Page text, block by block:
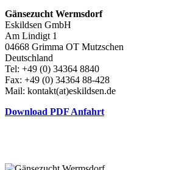
Gänsezucht Wermsdorf
Eskildsen GmbH
Am Lindigt 1
04668 Grimma OT Mutzschen
Deutschland
Tel: +49 (0) 34364 8840
Fax: +49 (0) 34364 88-428
Mail: kontakt(at)eskildsen.de
Download PDF Anfahrt